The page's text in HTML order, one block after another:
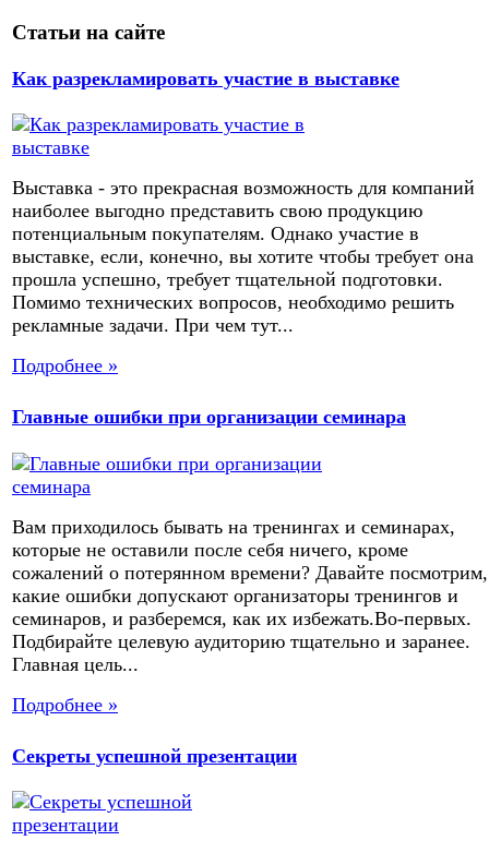
Статьи на сайте
Как разрекламировать участие в выставке
Выставка - это прекрасная возможность для компаний
наиболее выгодно представить свою продукцию
потенциальным покупателям. Однако участие в
выставке, если, конечно, вы хотите чтобы требует она
прошла успешно, требует тщательной подготовки.
Помимо технических вопросов, необходимо решить
рекламные задачи. При чем тут...
Подробнее »
Главные ошибки при организации семинара
Вам приходилось бывать на тренингах и семинарах,
которые не оставили после себя ничего, кроме
сожалений о потерянном времени? Давайте посмотрим,
какие ошибки допускают организаторы тренингов и
семинаров, и разберемся, как их избежать.Во-первых.
Подбирайте целевую аудиторию тщательно и заранее.
Главная цель...
Подробнее »
Секреты успешной презентации